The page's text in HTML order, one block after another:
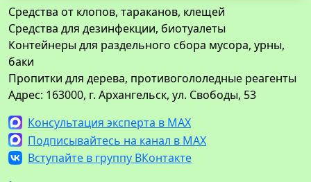
Средства от клопов, тараканов, клещей
Средства для дезинфекции, биотуалеты
Контейнеры для раздельного сбора мусора, урны,
баки
Пропитки для дерева, противогололедные реагенты
Адрес: 163000, г. Архангельск, ул. Свободы, 53
Консультация эксперта в MAX
Подписывайтесь на канал в MAX
Вступайте в группу ВКонтакте